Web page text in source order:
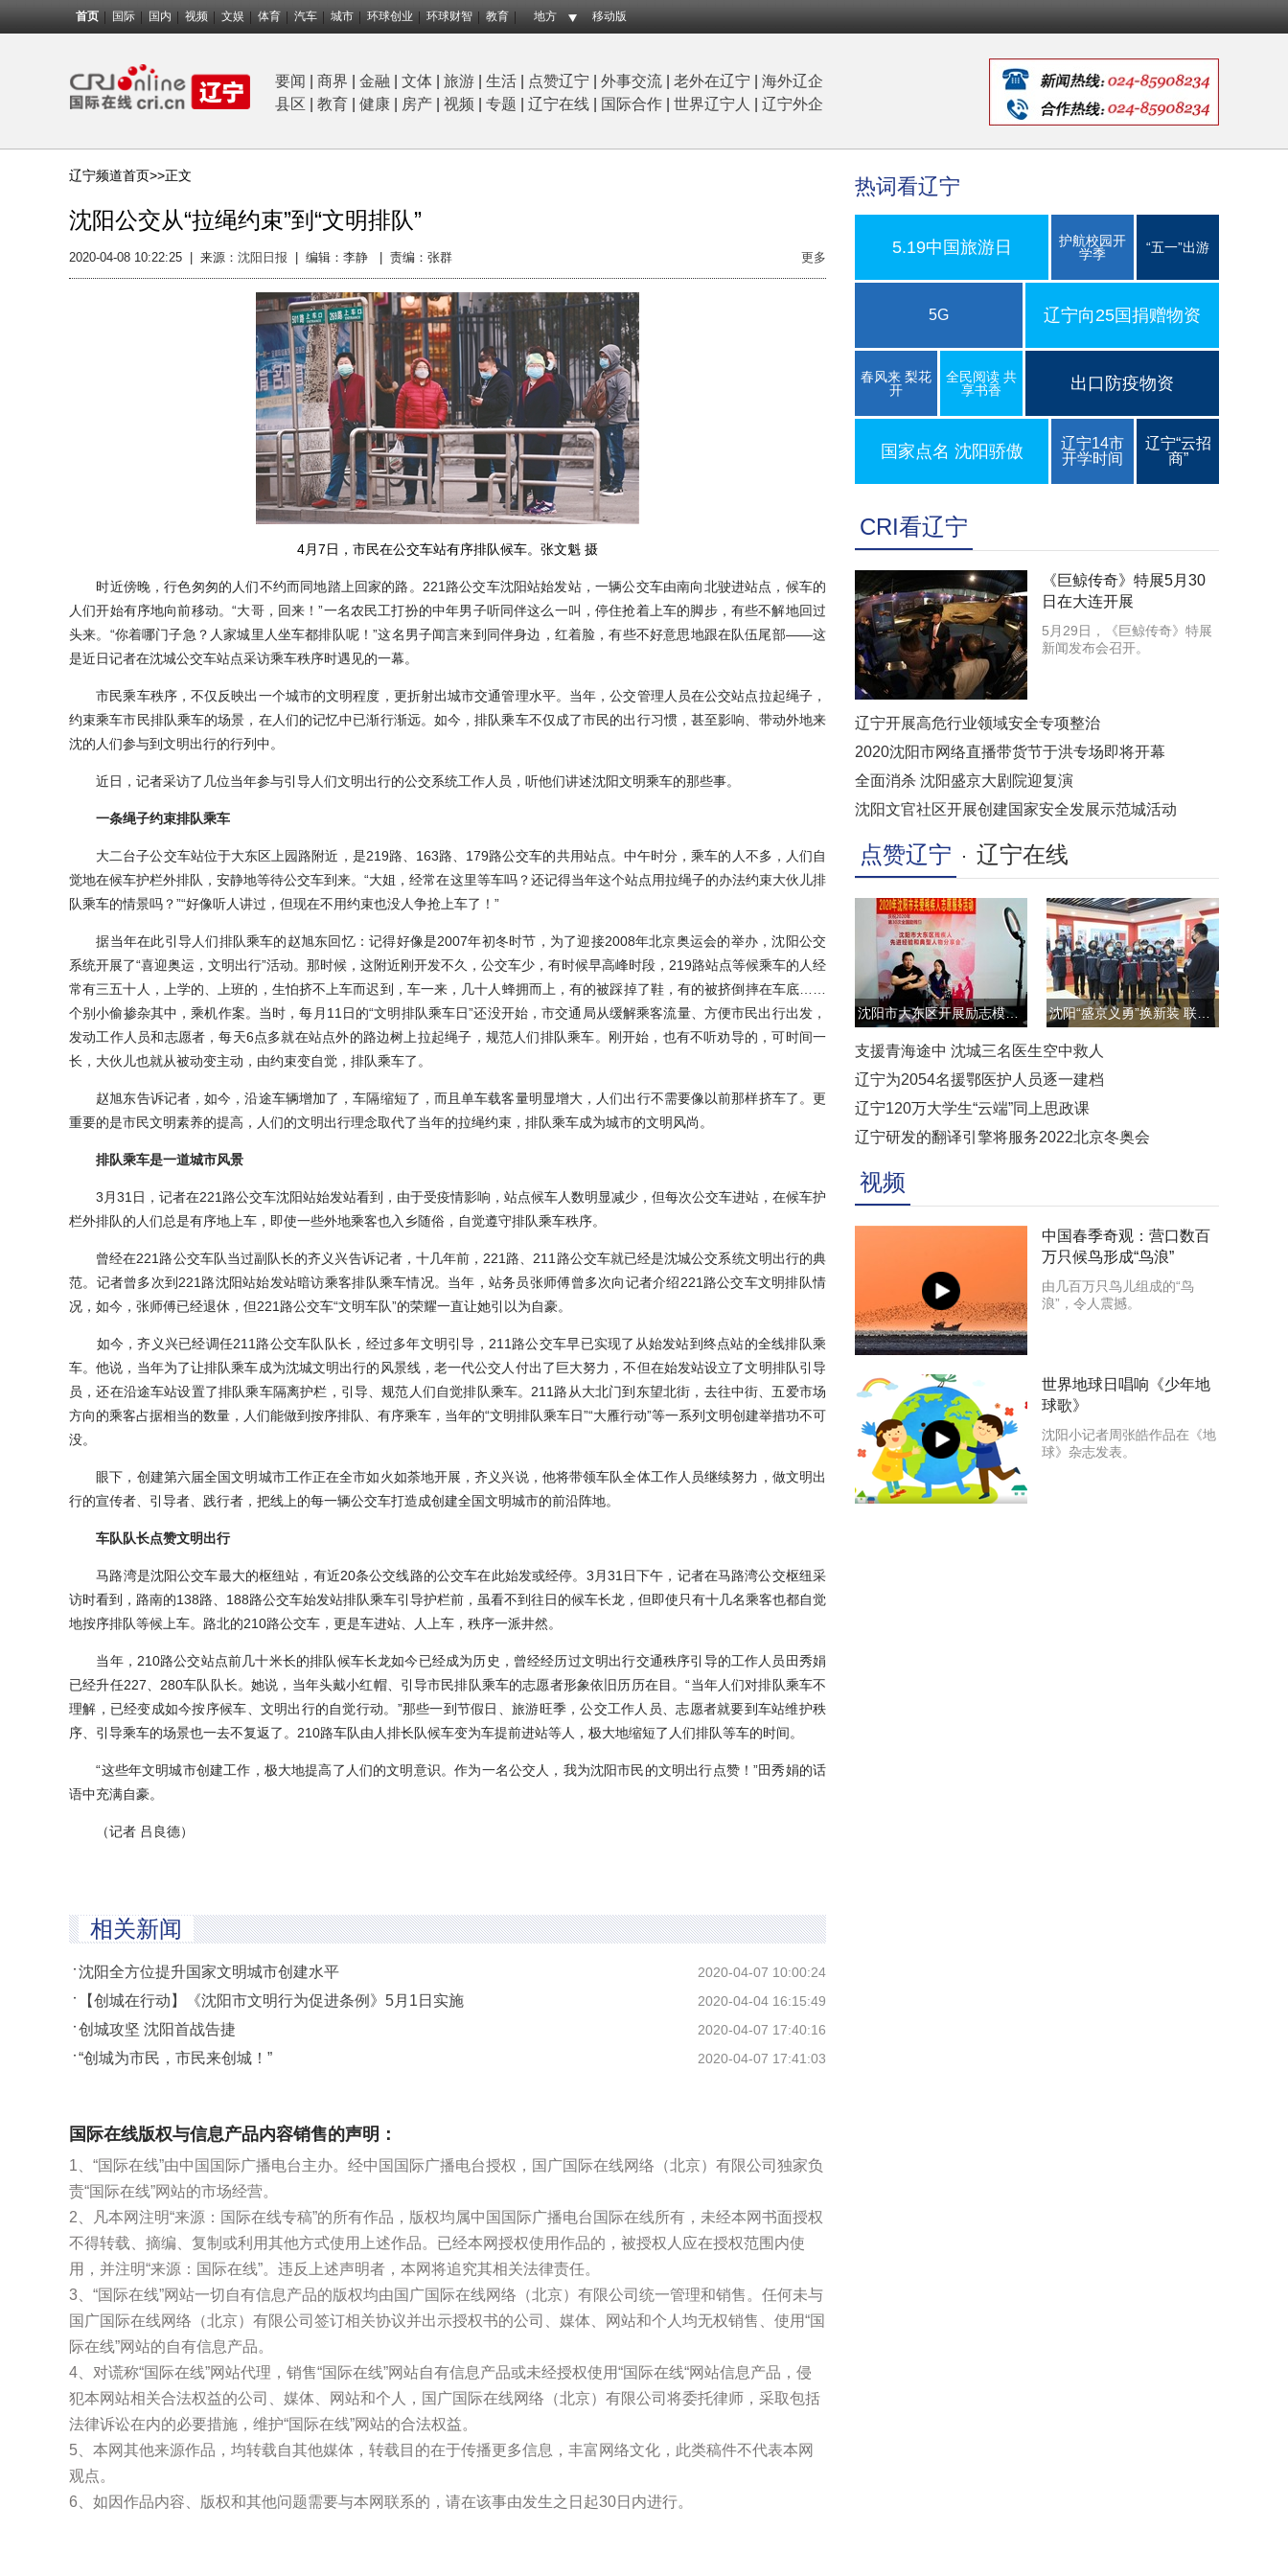
首页 国际 国内 视频 文娱 体育 汽车 城市 环球创业 环球财智 教育 地方 移动版
要闻 商界 金融 文体 旅游 生活 点赞辽宁 外事交流 老外在辽宁
海外辽企
县区
教育 健康 房产 视频 专题 辽宁在线 国际合作 世界辽宁人 辽宁外企
辽宁频道首页>>正文
沈阳公交从“拉绳约束”到“文明排队”
2020-04-08 10:22:25 来源： 沈阳日报 编辑：李静 | 责编：张群 更多
4月7日，市民在公交车站有序排队候车。张文魁 摄
时近傍晚，行色匆匆的人们不约而同地踏上回家的路。221路公交车沈阳站始发站，一辆公交车由南向北驶进站点，候车的
人们开始有序地向前移动。“大哥，回来！”一名农民工打扮的中年男子听同伴这么一叫，停住抢着上车的脚步，有些不解地回过
头来。“你着哪门子急？人家城里人坐车都排队呢！”这名男子闻言来到同伴身边，红着脸，有些不好意思地跟在队伍尾部——这
是近日记者在沈城公交车站点采访乘车秩序时遇见的一幕。
市民乘车秩序，不仅反映出一个城市的文明程度，更折射出城市交通管理水平。当年，公交管理人员在公交站点拉起绳子，
约束乘车市民排队乘车的场景，在人们的记忆中已渐行渐远。如今，排队乘车不仅成了市民的出行习惯，甚至影响、带动外地来
沈的人们参与到文明出行的行列中。
近日，记者采访了几位当年参与引导人们文明出行的公交系统工作人员，听他们讲述沈阳文明乘车的那些事。
一条绳子约束排队乘车
大二台子公交车站位于大东区上园路附近，是219路、163路、179路公交车的共用站点。中午时分，乘车的人不多，人们自
觉地在候车护栏外排队，安静地等待公交车到来。“大姐，经常在这里等车吗？还记得当年这个站点用拉绳子的办法约束大伙儿排
队乘车的情景吗？”“好像听人讲过，但现在不用约束也没人争抢上车了！”
据当年在此引导人们排队乘车的赵旭东回忆：记得好像是2007年初冬时节，为了迎接2008年北京奥运会的举办，沈阳公交
系统开展了“喜迎奥运，文明出行”活动。那时候，这附近刚开发不久，公交车少，有时候早高峰时段，219路站点等候乘车的人经
常有三五十人，上学的、上班的，生怕挤不上车而迟到，车一来，几十人蜂拥而上，有的被踩掉了鞋，有的被挤倒摔在车底……
个别小偷掺杂其中，乘机作案。当时，每月11日的“文明排队乘车日”还没开始，市交通局从缓解乘客流量、方便市民出行出发，
发动工作人员和志愿者，每天6点多就在站点外的路边树上拉起绳子，规范人们排队乘车。刚开始，也有不听劝导的，可时间一
长，大伙儿也就从被动变主动，由约束变自觉，排队乘车了。
赵旭东告诉记者，如今，沿途车辆增加了，车隔缩短了，而且单车载客量明显增大，人们出行不需要像以前那样挤车了。更
重要的是市民文明素养的提高，人们的文明出行理念取代了当年的拉绳约束，排队乘车成为城市的文明风尚。
排队乘车是一道城市风景
3月31日，记者在221路公交车沈阳站始发站看到，由于受疫情影响，站点候车人数明显减少，但每次公交车进站，在候车护
栏外排队的人们总是有序地上车，即使一些外地乘客也入乡随俗，自觉遵守排队乘车秩序。
曾经在221路公交车队当过副队长的齐义兴告诉记者，十几年前，221路、211路公交车就已经是沈城公交系统文明出行的典
范。记者曾多次到221路沈阳站始发站暗访乘客排队乘车情况。当年，站务员张师傅曾多次向记者介绍221路公交车文明排队情
况，如今，张师傅已经退休，但221路公交车“文明车队”的荣耀一直让她引以为自豪。
如今，齐义兴已经调任211路公交车队队长，经过多年文明引导，211路公交车早已实现了从始发站到终点站的全线排队乘
车。他说，当年为了让排队乘车成为沈城文明出行的风景线，老一代公交人付出了巨大努力，不但在始发站设立了文明排队引导
员，还在沿途车站设置了排队乘车隔离护栏，引导、规范人们自觉排队乘车。211路从大北门到东望北街，去往中街、五爱市场
方向的乘客占据相当的数量，人们能做到按序排队、有序乘车，当年的“文明排队乘车日”“大雁行动”等一系列文明创建举措功不可
没。
眼下，创建第六届全国文明城市工作正在全市如火如荼地开展，齐义兴说，他将带领车队全体工作人员继续努力，做文明出
行的宣传者、引导者、践行者，把线上的每一辆公交车打造成创建全国文明城市的前沿阵地。
车队队长点赞文明出行
马路湾是沈阳公交车最大的枢纽站，有近20条公交线路的公交车在此始发或经停。3月31日下午，记者在马路湾公交枢纽采
访时看到，路南的138路、188路公交车始发站排队乘车引导护栏前，虽看不到往日的候车长龙，但即使只有十几名乘客也都自觉
地按序排队等候上车。路北的210路公交车，更是车进站、人上车，秩序一派井然。
当年，210路公交站点前几十米长的排队候车长龙如今已经成为历史，曾经经历过文明出行交通秩序引导的工作人员田秀娟
已经升任227、280车队队长。她说，当年头戴小红帽、引导市民排队乘车的志愿者形象依旧历历在目。“当年人们对排队乘车不
理解，已经变成如今按序候车、文明出行的自觉行动。”那些一到节假日、旅游旺季，公交工作人员、志愿者就要到车站维护秩
序、引导乘车的场景也一去不复返了。210路车队由人排长队候车变为车提前进站等人，极大地缩短了人们排队等车的时间。
“这些年文明城市创建工作，极大地提高了人们的文明意识。作为一名公交人，我为沈阳市民的文明出行点赞！”田秀娟的话
语中充满自豪。
（记者 吕良德）
相关新闻
2020-04-07 10:00:24
沈阳全方位提升国家文明城市创建水平
2020-04-04 16:15:49
【创城在行动】《沈阳市文明行为促进条例》5月1日实施
2020-04-07 17:40:16
创城攻坚 沈阳首战告捷
2020-04-07 17:41:03
“创城为市民，市民来创城！”
国际在线版权与信息产品内容销售的声明：
1、“国际在线”由中国国际广播电台主办。经中国国际广播电台授权，国广国际在线网络（北京）有限公司独家负
责“国际在线”网站的市场经营。
2、凡本网注明“来源：国际在线专稿”的所有作品，版权均属中国国际广播电台国际在线所有，未经本网书面授权
不得转载、摘编、复制或利用其他方式使用上述作品。已经本网授权使用作品的，被授权人应在授权范围内使
用，并注明“来源：国际在线”。违反上述声明者，本网将追究其相关法律责任。
3、“国际在线”网站一切自有信息产品的版权均由国广国际在线网络（北京）有限公司统一管理和销售。任何未与
国广国际在线网络（北京）有限公司签订相关协议并出示授权书的公司、媒体、网站和个人均无权销售、使用“国
际在线”网站的自有信息产品。
4、对谎称“国际在线”网站代理，销售“国际在线”网站自有信息产品或未经授权使用“国际在线“网站信息产品，侵
犯本网站相关合法权益的公司、媒体、网站和个人，国广国际在线网络（北京）有限公司将委托律师，采取包括
法律诉讼在内的必要措施，维护“国际在线”网站的合法权益。
5、本网其他来源作品，均转载自其他媒体，转载目的在于传播更多信息，丰富网络文化，此类稿件不代表本网
观点。
6、如因作品内容、版权和其他问题需要与本网联系的，请在该事由发生之日起30日内进行。
热词看辽宁
5.19中国旅游日
护航校园开
学季
“五一”出游
5G 辽宁向25国捐赠物资
春风来 梨花
开
全民阅读 共
享书香
出口防疫物资
国家点名 沈阳骄傲
辽宁14市
开学时间
辽宁“云招
商”
CRI看辽宁
《巨鲸传奇》特展5月30
日在大连开展
5月29日，《巨鲸传奇》特展
新闻发布会召开。
辽宁开展高危行业领域安全专项整治
2020沈阳市网络直播带货节于洪专场即将开幕
全面消杀 沈阳盛京大剧院迎复演
沈阳文官社区开展创建国家安全发展示范城活动
点赞辽宁 辽宁在线
沈阳市大东区开展励志模范云直播访谈活动
支援青海途中 沈城三名医生空中救人
辽宁为2054名援鄂医护人员逐一建档
辽宁120万大学生“云端”同上思政课
辽宁研发的翻译引擎将服务2022北京冬奥会
视频
中国春季奇观：营口数百
万只候鸟形成“鸟浪”
由几百万只鸟儿组成的“鸟
浪”，令人震撼。
世界地球日唱响《少年地
球歌》
沈阳小记者周张皓作品在《地
球》杂志发表。